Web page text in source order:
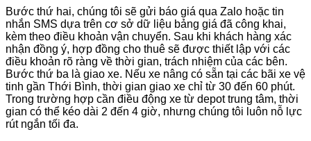
Bước thứ hai, chúng tôi sẽ gửi báo giá qua Zalo hoặc tin
nhắn SMS dựa trên cơ sở dữ liệu bảng giá đã công khai,
kèm theo điều khoản vận chuyển. Sau khi khách hàng xác
nhận đồng ý, hợp đồng cho thuê sẽ được thiết lập với các
điều khoản rõ ràng về thời gian, trách nhiệm của các bên.
Bước thứ ba là giao xe. Nếu xe nâng có sẵn tại các bãi xe vệ
tinh gần Thới Bình, thời gian giao xe chỉ từ 30 đến 60 phút.
Trong trường hợp cần điều động xe từ depot trung tâm, thời
gian có thể kéo dài 2 đến 4 giờ, nhưng chúng tôi luôn nỗ lực
rút ngắn tối đa.